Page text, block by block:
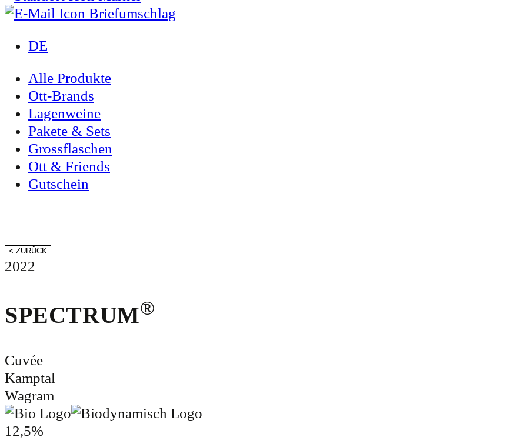
DE
Alle Produkte
Ott-Brands
Lagenweine
Pakete & Sets
Grossflaschen
Ott & Friends
Gutschein
< ZURÜCK
2022
SPECTRUM®
Cuvée
Kamptal
Wagram
12,5%